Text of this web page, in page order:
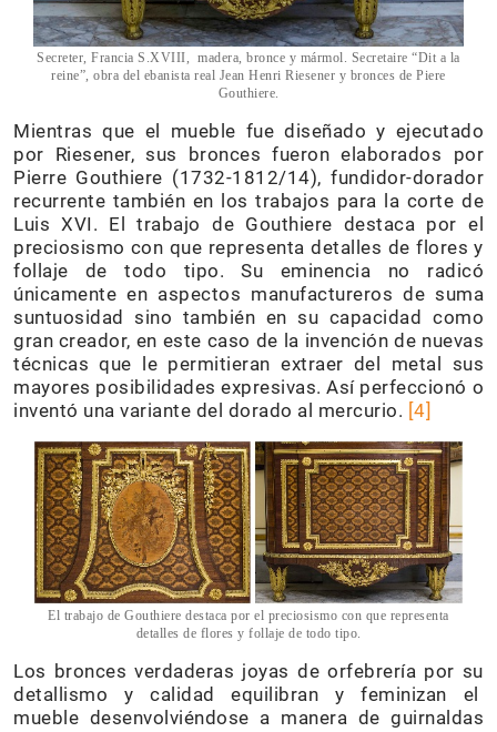
Secreter, Francia S.XVIII, madera, bronce y mármol. Secretaire “Dit a la
reine”, obra del ebanista real Jean Henri Riesener y bronces de Piere
Gouthiere.
Mientras que el mueble fue diseñado y ejecutado
por Riesener, sus bronces fueron elaborados por
Pierre Gouthiere (1732-1812/14), fundidor-dorador
recurrente también en los trabajos para la corte de
Luis XVI. El trabajo de Gouthiere destaca por el
preciosismo con que representa detalles de flores y
follaje de todo tipo. Su eminencia no radicó
únicamente en aspectos manufactureros de suma
suntuosidad sino también en su capacidad como
gran creador, en este caso de la invención de nuevas
técnicas que le permitieran extraer del metal sus
mayores posibilidades expresivas. Así perfeccionó o
inventó una variante del dorado al mercurio. [4]
El trabajo de Gouthiere destaca por el preciosismo con que representa
detalles de flores y follaje de todo tipo.
Los bronces verdaderas joyas de orfebrería por su
detallismo y calidad equilibran y feminizan el
mueble desenvolviéndose a manera de guirnaldas